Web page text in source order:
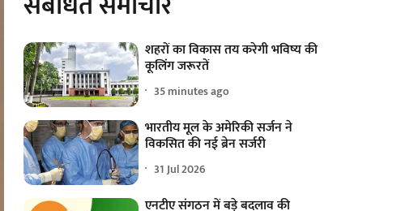
शहरों का विकास तय करेगी भविष्य की
कूलिंग जरूरतें
35 minutes ago
भारतीय मूल के अमेरिकी सर्जन ने
विकसित की नई ब्रेन सर्जरी
31 Jul 2026
एनटीए संगठन में बड़े बदलाव की